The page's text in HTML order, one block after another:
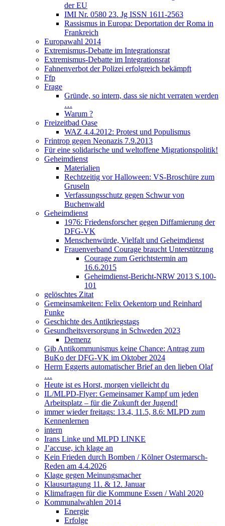
der EU
IMI Nr. 0580 23. Jg ISSN 1611-2563
Rassismus in Europa: Deportation der Roma in
Frankreich
Europawahl 2014
Extremismus-Debatte im Integrationsrat
Extremismus-Debatte im Integrationsrat
Fahnenverbot der Polizei erfolgreich bekämpft
Ffp
Frage
Gründe, so intern, dass sie nicht verraten werden
…
Warum ?
Freizeitbad Oase
WAZ 4.4.2012: Protest und Populismus
Frintrop gegen Neonazis 7.9.2013
Für eine solidarische und weltoffene Migrationspolitik!
Geheimdienst
Materialien
Rechtzeitig vor Halloween: VS-Broschüre zum
Gruseln
Verfassungsschutz gegen Schwur von
Buchenwald
Geheimdienst
1976: Friedensforscher gegen Diffamierung der
DFG-VK
Menschenwürde, Vielfalt und Geheimdienst
Frauenverband Courage braucht Unterstützung
Courage zum Gerichtstermin am
16.6.2015
Geheimdienst-Bericht-NRW 2013 S.100-
101
gelöschtes Zitat
Gemeinsamkeiten: Felix Oekentorp und Reinhard
Funke
Geschichte des Antikriegstags
Gesundheitsversorgung in Schweden 2023
Demenz
Gib Antikommunismus keine Chance: Antrag zum
BuKo der DFG-VK im Oktober 2024
Herrn Eggerts automatischer Brief an den lieben Olaf
…
Heute ist es Horst, morgen vielleicht du
IL/MLPD-Flyer: Gemeinsamer Kampf um jeden
Arbeitsplatz – für die Zukunft der Jugend!
immer wieder freitags: 13.4, 11.5, 8.6: MLPD zum
Kennenlernen
intern
Irans Linke und MLPD LINKE
J’accuse, ich klage an
Kein Frieden durch Bomben / Kölner Ostermarsch-
Reden am 4.4.2026
Klage gegen Meinungsmacher
Klausurtagung 11. & 12. Januar
Klimafragen für die Kommune Essen / Wahl 2020
Kommunalwahlen 2014
Energie
Erfolge